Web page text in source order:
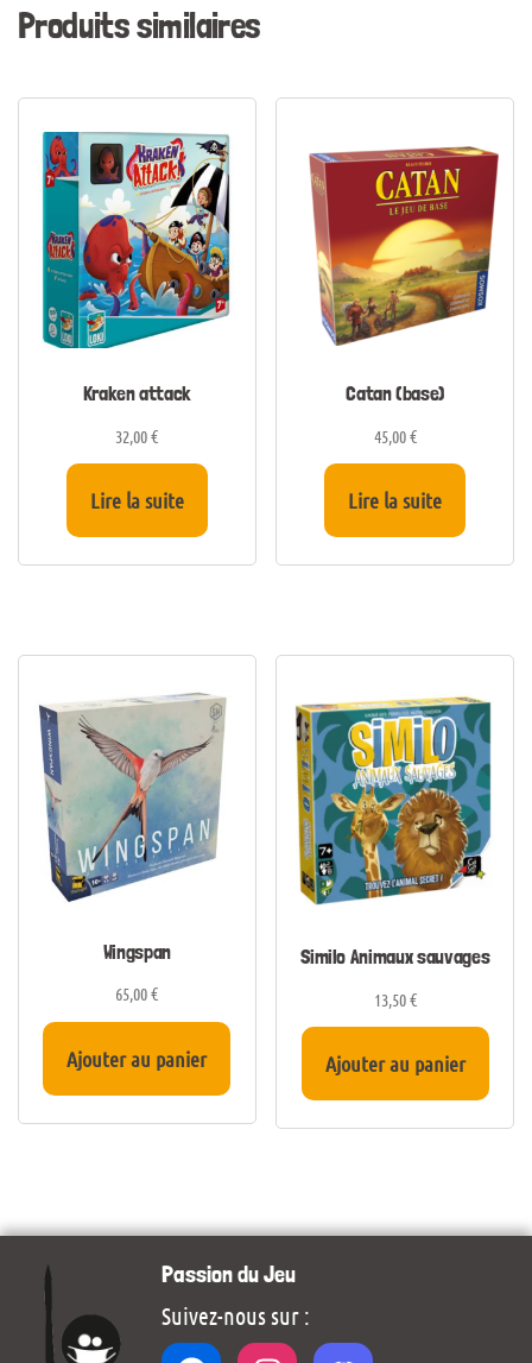
Produits similaires
Kraken attack
32,00€
Lire la suite
Catan (base)
45,00€
Lire la suite
Wingspan
65,00€
Ajouter au panier
Similo Animaux sauvages
13,50€
Ajouter au panier
Passion du Jeu
Suivez-nous sur :